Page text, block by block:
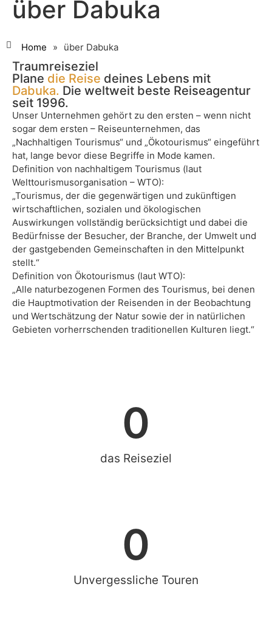
über Dabuka
Home » über Dabuka
Traumreiseziel
Plane die Reise deines Lebens mit
Dabuka. Die weltweit beste Reiseagentur
seit 1996.
Unser Unternehmen gehört zu den ersten – wenn nicht
sogar dem ersten – Reiseunternehmen, das
„Nachhaltigen Tourismus“ und „Ökotourismus“ eingeführt
hat, lange bevor diese Begriffe in Mode kamen.
Definition von nachhaltigem Tourismus (laut
Welttourismusorganisation – WTO):
„Tourismus, der die gegenwärtigen und zukünftigen
wirtschaftlichen, sozialen und ökologischen
Auswirkungen vollständig berücksichtigt und dabei die
Bedürfnisse der Besucher, der Branche, der Umwelt und
der gastgebenden Gemeinschaften in den Mittelpunkt
stellt.“
Definition von Ökotourismus (laut WTO):
„Alle naturbezogenen Formen des Tourismus, bei denen
die Hauptmotivation der Reisenden in der Beobachtung
und Wertschätzung der Natur sowie der in natürlichen
Gebieten vorherrschenden traditionellen Kulturen liegt.“
das Reiseziel
0
Unvergessliche Touren
0